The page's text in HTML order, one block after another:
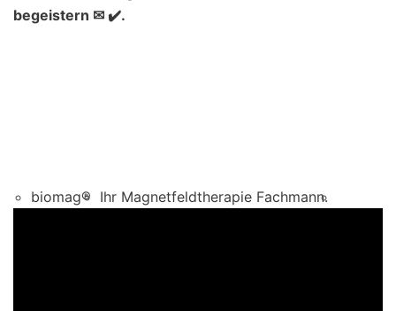
begeistern ✉ ✔️.
biomag® Ihr Magnetfeldtherapie Fachmann.